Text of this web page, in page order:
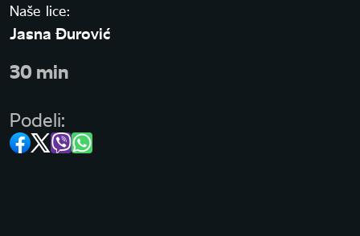
Naše lice:
Jasna Đurović
30 min
Podeli: